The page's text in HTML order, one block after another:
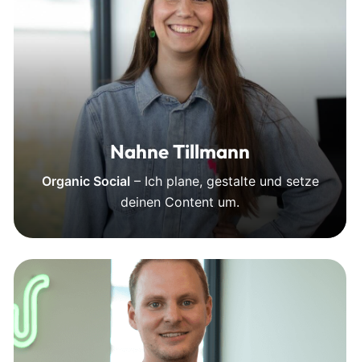
Nahne Tillmann
Organic Social – Ich plane, gestalte und setze
deinen Content um.